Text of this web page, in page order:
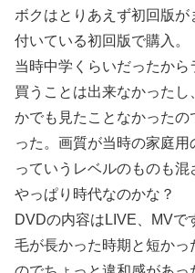
ボクはとりあえず初回版
付いている初回版で購入。
当時中学くらいだったか
買うことは出来なかった
かでも見たことなかった
った。画質が当時の家庭
っていうレベルのものも
やっぱり時代なのかな？
DVDの内容はLIVE、MVで
毛が長かった時期と短か